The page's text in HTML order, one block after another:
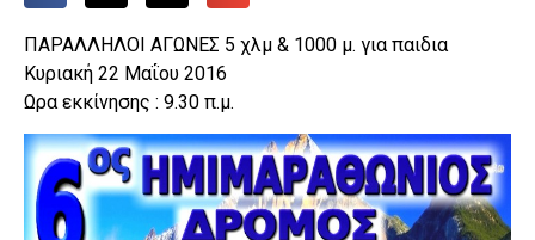
ΠΑΡΑΛΛΗΛΟΙ ΑΓΩΝΕΣ 5 χλμ & 1000 μ. για παιδια
Κυριακή 22 Μαΐου 2016
Ωρα εκκίνησης : 9.30 π.μ.